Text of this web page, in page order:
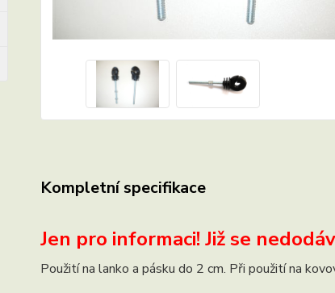
Kompletní specifikace
Jen pro informaci! Již se
Použití na lanko a pásku do 2 cm. Při použití na